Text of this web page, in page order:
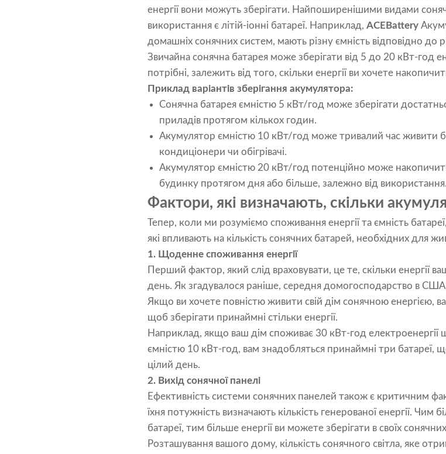
енергії вони можуть зберігати. Найпоширенішими видами
використання є літій-іонні батареї. Наприклад, ACEBattery
домашніх сонячних систем, мають різну ємність відповідно до
Звичайна сонячна батарея може зберігати від 5 до 20 кВт-год
потрібні, залежить від того, скільки енергії ви хочете
Приклад варіантів зберігання акумулятора:
Сонячна батарея ємністю 5 кВт/год може зберігати
приладів протягом кількох годин.
Акумулятор ємністю 10 кВт/год може тривалий час живити
кондиціонери чи обігрівачі.
Акумулятор ємністю 20 кВт/год потенційно може
будинку протягом дня або більше, залежно від використання.
Фактори, які визначають, скільки
Тепер, коли ми розуміємо споживання енергії та ємність
які впливають на кількість сонячних батарей, необхідних для
1. Щоденне споживання енергії
Перший фактор, який слід враховувати, це те, скільки енергії
день. Як згадувалося раніше, середня домогосподарство в
Якщо ви хочете повністю живити свій дім сонячною енергією,
щоб зберігати принаймні стільки енергії.
Наприклад, якщо ваш дім споживає 30 кВт-год електроенергії
ємністю 10 кВт-год, вам знадобляться принаймні три батареї,
цілий день.
2. Вихід сонячної панелі
Ефективність системи сонячних панелей також є критичним
їхня потужність визначають кількість генерованої енергії. Чим
батареї, тим більше енергії ви можете зберігати в своїх
Розташування вашого дому, кількість сонячного світла, яке